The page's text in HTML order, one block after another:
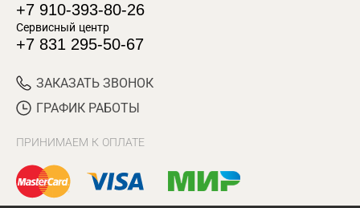
+7 910-393-80-26
Сервисный центр
+7 831 295-50-67
ЗАКАЗАТЬ ЗВОНОК
ГРАФИК РАБОТЫ
ПРИНИМАЕМ К ОПЛАТЕ